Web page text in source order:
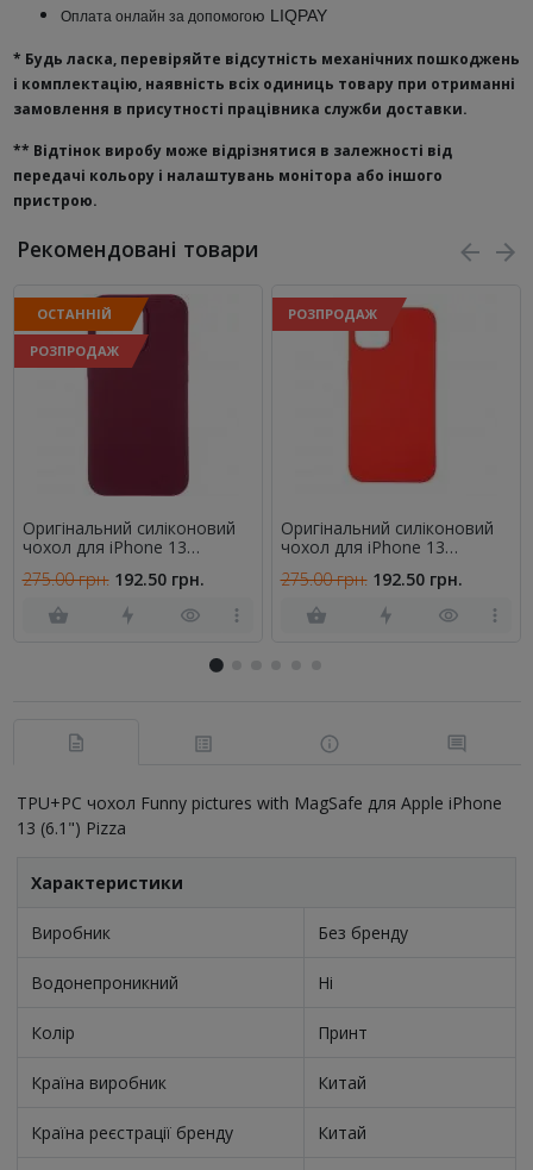
Оплата онлайн за допомогою LIQPAY
* Будь ласка, перевіряйте відсутність механічних пошкоджень
і комплектацію, наявність всіх одиниць товару при отриманні
замовлення в присутності працівника служби доставки.
** Відтінок виробу може відрізнятися в залежності від
передачі кольору і налаштувань монітора або іншого
пристрою.
Рекомендовані товари
ОСТАННІЙ
РОЗПРОДАЖ
Оригінальний силіконовий
чохол для iPhone 13
275.00 грн. 192.50 грн.
РОЗПРОДАЖ
Оригінальний силіконовий
чохол для iPhone 13
275.00 грн. 192.50 грн.
TPU+PC чохол Funny pictures with MagSafe для Apple iPhone
13 (6.1") Pizza
Характеристики
Виробник Без бренду
Водонепроникний Ні
Колір Принт
Країна виробник Китай
Країна реєстрації бренду Китай